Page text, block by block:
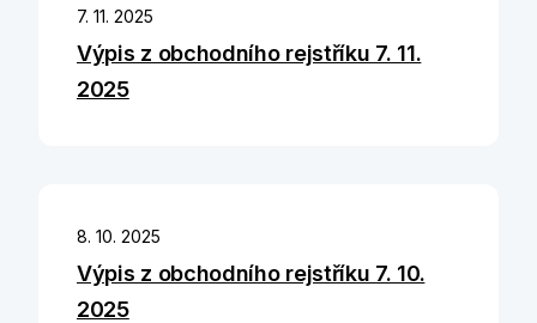
7. 11. 2025
Výpis z obchodního rejstříku 7. 11.
2025
8. 10. 2025
Výpis z obchodního rejstříku 7. 10.
2025